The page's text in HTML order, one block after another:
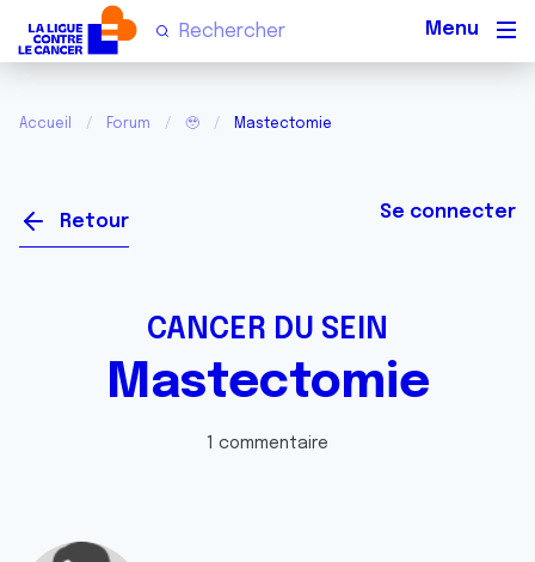
Accueil Forum 🥹 Mastectomie
Retour Se connecter
CANCER DU SEIN
Mastectomie
1 commentaire